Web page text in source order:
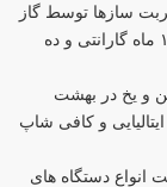
این شربت سازها توسط گاز
فریون R134 a خنک میشوند. این دستگاه ها دارای ۱۲ ماه گارانتی و ده
و یخ در بهشت
و کافی شاپ
انواع دستگاه های